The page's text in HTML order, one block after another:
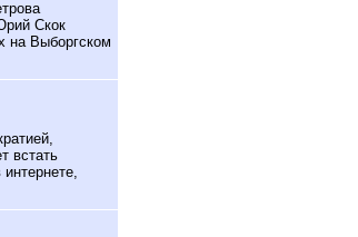
Скок
на Выборгском
встать